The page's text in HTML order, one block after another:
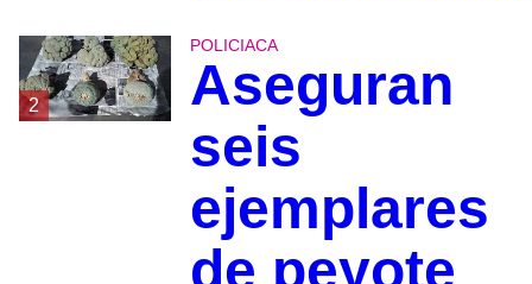
2
POLICIACA
Aseguran
seis
ejemplares
de peyote